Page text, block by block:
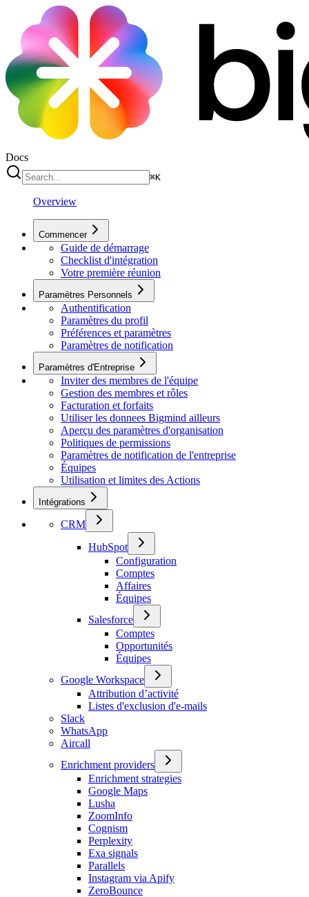
Docs
⌘K
Overview
Commencer
Guide de démarrage
Checklist d'intégration
Votre première réunion
Paramètres Personnels
Authentification
Paramètres du profil
Préférences et paramètres
Paramètres de notification
Paramètres d'Entreprise
Inviter des membres de l'équipe
Gestion des membres et rôles
Facturation et forfaits
Utiliser les donnees Bigmind ailleurs
Aperçu des paramètres d'organisation
Politiques de permissions
Paramètres de notification de l'entreprise
Équipes
Utilisation et limites des Actions
Intégrations
CRM
HubSpot
Configuration
Comptes
Affaires
Équipes
Salesforce
Comptes
Opportunités
Équipes
Google Workspace
Attribution d’activité
Listes d'exclusion d'e-mails
Slack
WhatsApp
Aircall
Enrichment providers
Enrichment strategies
Google Maps
Lusha
ZoomInfo
Cognism
Perplexity
Exa signals
Parallels
Instagram via Apify
ZeroBounce